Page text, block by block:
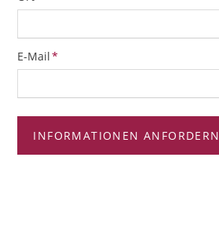
Pflichtfeld
E-Mail*
INFORMATIONEN ANFORDERN